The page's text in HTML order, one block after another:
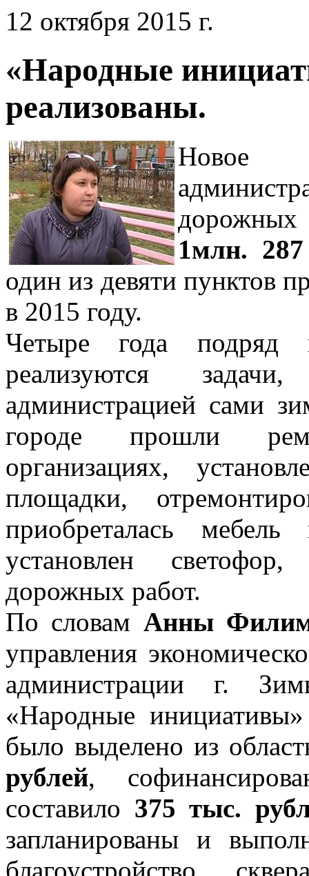
12 октября 2015 г.
«Народные
реализованы.
Новое
1млн.
один из девяти пунктов
в 2015 году.
Четыре года подряд
реализуются
администрацией сами
городе прошли
организациях,
площадки,
приобреталась
установлен
дорожных работ.
По словам Анны
управления
администрации г.
«Народные
было выделено из
рублей,
составило 375 тыс.
запланированы и
благоустройство